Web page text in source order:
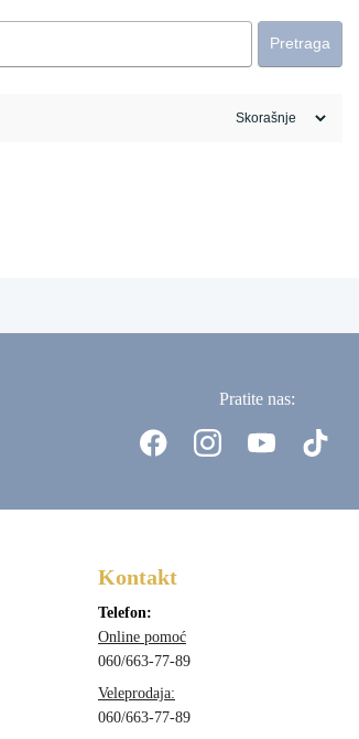
Pretraga
Pratite nas:
Kontakt
Telefon:
Online pomoć
060/663-77-89
Veleprodaja:
060/663-77-89